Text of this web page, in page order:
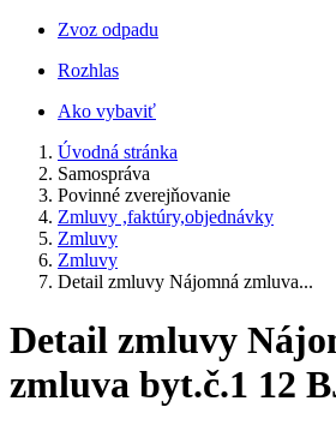
Zvoz odpadu
Rozhlas
Ako vybaviť
Úvodná stránka
Samospráva
Povinné zverejňovanie
Zmluvy ,faktúry,objednávky
Zmluvy
Zmluvy
Detail zmluvy Nájomná zmluva...
Detail zmluvy
zmluva byt.č.1 12